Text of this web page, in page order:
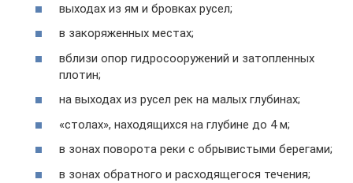
выходах из ям и бровках русел;
в закоряженных местах;
вблизи опор гидросооружений и затопленных
плотин;
на выходах из русел рек на малых глубинах;
«столах», находящихся на глубине до 4 м;
в зонах поворота реки с обрывистыми берегами;
в зонах обратного и расходящегося течения;